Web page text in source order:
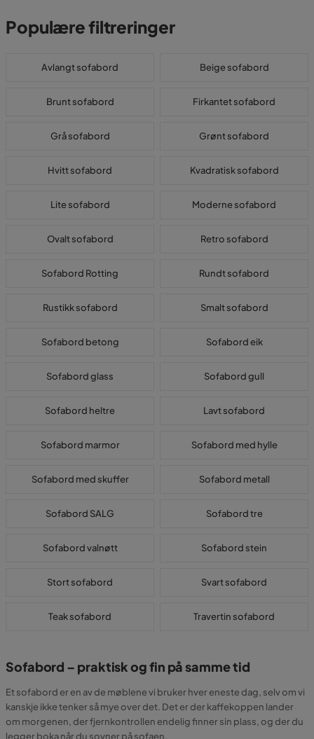
Populære filtreringer
Avlangt sofabord Beige sofabord
Brunt sofabord Firkantet sofabord
Grå sofabord Grønt sofabord
Hvitt sofabord Kvadratisk sofabord
Lite sofabord Moderne sofabord
Ovalt sofabord Retro sofabord
Sofabord Rotting Rundt sofabord
Rustikk sofabord Smalt sofabord
Sofabord betong Sofabord eik
Sofabord glass Sofabord gull
Sofabord heltre Lavt sofabord
Sofabord marmor Sofabord med hylle
Sofabord med skuffer Sofabord metall
Sofabord SALG Sofabord tre
Sofabord valnøtt Sofabord stein
Stort sofabord Svart sofabord
Teak sofabord Travertin sofabord
Sofabord – praktisk og fin på samme tid
Et sofabord er en av de møblene vi bruker hver eneste dag, selv om vi
kanskje ikke tenker så mye over det. Det er der kaffekoppen lander
om morgenen, der fjernkontrollen endelig finner sin plass, og der du
legger boka når du sovner på sofaen.